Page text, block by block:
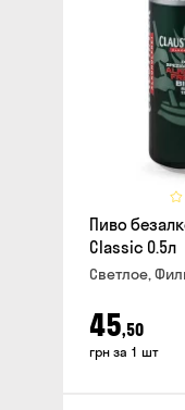
Пиво
Classic 0.5л
Светлое,
45,50
грн за 1 шт